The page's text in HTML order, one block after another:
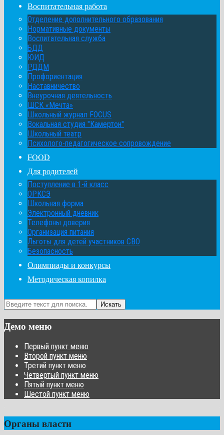
Воспитательная работа
Отделение дополнительного образования
Нормативные документы
Воспитательная служба
БДД
ЮИД
РДДМ
Профориентация
Наставничество
Внеурочная деятельность
ШСК «Мечта»
Школьный журнал FOCUS
Вокальная студия "Камертон"
Школьный театр
Психолого-педагогическое сопровождение
FOOD
Для родителей
Поступление в 1-й класс
ОРКСЭ
Школьная форма
Электронный дневник
Телефоны доверия
Организация питания
Льготы для детей участников СВО
Безопасность
Олимпиады и конкурсы
Методическая копилка
Искать
Демо меню
Первый пункт меню
Второй пункт меню
Третий пункт меню
Четвертый пункт меню
Пятый пункт меню
Шестой пункт меню
Органы власти